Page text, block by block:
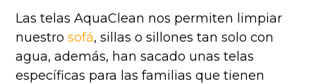
Las telas AquaClean nos permiten limpiar
nuestrosofá, sillas o sillones tan solo con
agua, además, han sacado unas telas
específicas para las familias que tienen